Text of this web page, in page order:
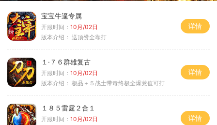
宝宝牛逼专属
开服时间： 10月/02日
版本介绍： 送顶赞全靠打
详情
１·７６群雄复古
开服时间： 10月/02日
版本介绍： 极品＋５战士带毒终极全爆茺值可打
详情
１８５雷霆２合１
开服时间： 10月/02日
详情